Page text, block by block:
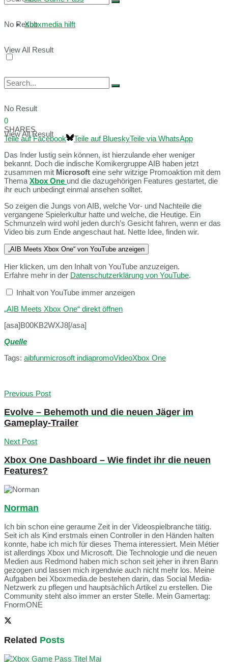
No Result
View All Result
Xboxmedia hilft
No Result
View All Result
0
SHARES
Teile auf Facebook
Teile auf BlueskyTeile via WhatsApp
Das Inder lustig sein können, ist hierzulande eher weniger
bekannt. Doch die indische Komikergruppe AIB haben jetzt
zusammen mit Microsoft eine sehr witzige Promoaktion mit dem
Thema Xbox One und die dazugehörigen Features gestartet, die
ihr euch unbedingt einmal ansehen solltet.
So zeigen die Jungs von AIB, welche Vor- und Nachteile die
vergangene Spielerkultur hatte und welche, die Heutige. Ein
Schmunzeln wird wohl jeden durch’s Gesicht fahren, wenn er das
Video bis zum Ende angeschaut hat. Nette Idee, finden wir.
„AIB Meets Xbox One“ von YouTube anzeigen
Hier klicken, um den Inhalt von YouTube anzuzeigen.
Erfahre mehr in der Datenschutzerklärung von YouTube.
Inhalt von YouTube immer anzeigen
„AIB Meets Xbox One“ direkt öffnen
[asa]B00KB2WXJ8[/asa]
Quelle
Tags: aibfunmicrosoft indiapromoVideoXbox One
Previous Post
Evolve – Behemoth und die neuen Jäger im
Gameplay-Trailer
Next Post
Xbox One Dashboard – Wie findet ihr die neuen
Features?
Norman
Ich bin schon eine geraume Zeit in der Videospielbranche tätig.
Seit ich als Kind erstmals einen Controller in den Händen halten
konnte, habe ich mich für dieses Thema interessiert. Mein Métier
ist allerdings Xbox und Microsoft. Die Technologie und die neuen
Medien aus Redmond haben mich schon seit jeher in ihren Bann
gezogen und lassen mich irgendwie auch nicht mehr los. Meine
Aufgaben bei Xboxmedia.de bestehen darin, das Social Media-
Netzwerk zu pflegen und hauptsächlich Artikel zu erstellen. Die
Community steht also immer an erster Stelle. Mein Gamertag:
FnormONE
Related Posts